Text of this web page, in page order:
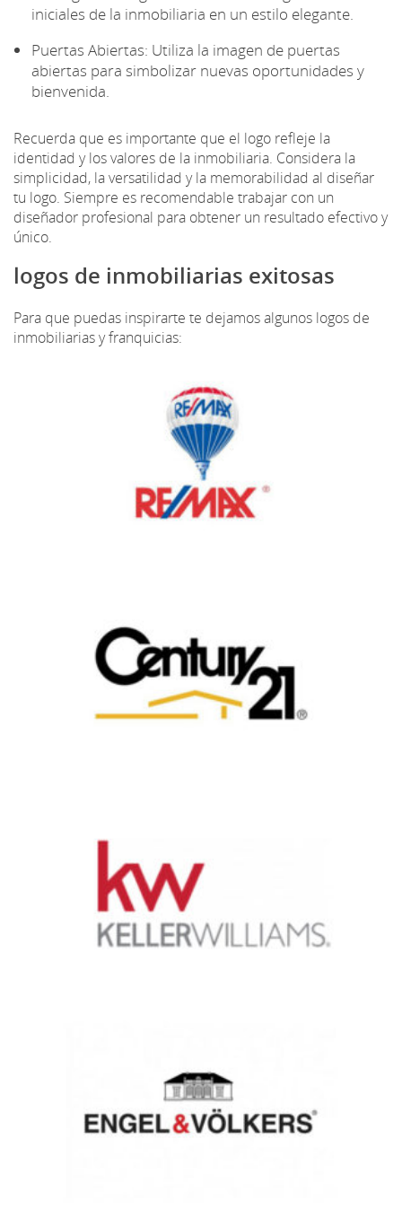
iniciales de la inmobiliaria en un estilo elegante.
Puertas Abiertas: Utiliza la imagen de puertas
abiertas para simbolizar nuevas oportunidades y
bienvenida.
Recuerda que es importante que el logo refleje la
identidad y los valores de la inmobiliaria. Considera la
simplicidad, la versatilidad y la memorabilidad al diseñar
tu logo. Siempre es recomendable trabajar con un
diseñador profesional para obtener un resultado efectivo y
único.
logos de inmobiliarias exitosas
Para que puedas inspirarte te dejamos algunos logos de
inmobiliarias y franquicias: